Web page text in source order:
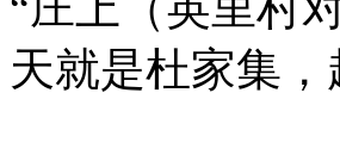
天就是杜家集